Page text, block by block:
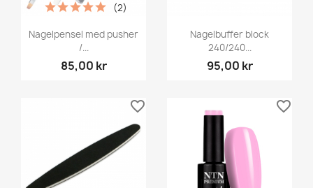
Nagelpensel med pusher
/...
85,00 kr
(2)
Nagelbuffer block
240/240...
95,00 kr
favorite_border favorite_border